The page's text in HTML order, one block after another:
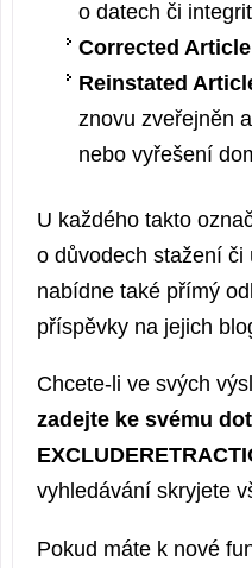
o datech či
Corrected Article
Reinstated
znovu zveřejněn
nebo vyřešení
U každého takto
o důvodech stažení či
nabídne také přímý
příspěvky na jejich
Chcete-li ve svých
zadejte ke svému
vyhledávání skryjete
Pokud máte k nové